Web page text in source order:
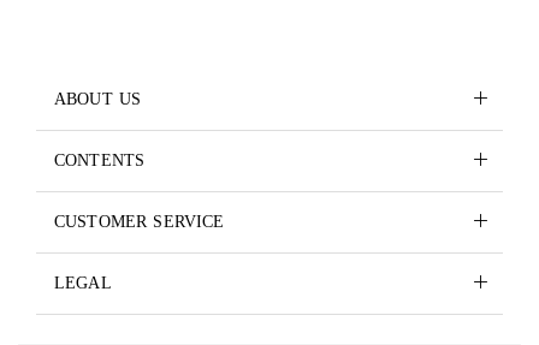
ABOUT US
CONTENTS
CUSTOMER SERVICE
LEGAL